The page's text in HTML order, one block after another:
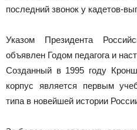
последний звонок у кадетов-
Указом Президента
объявлен Годом педагога и
Созданный в 1995 году
корпус является первым
типа в новейшей истории